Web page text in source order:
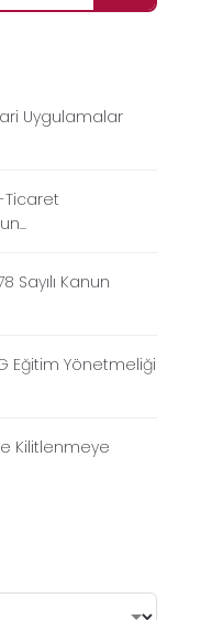
Uygulamalar
Ticaret
Sayılı Kanun
Eğitim Yönetmeliği
Kilitlenmeye